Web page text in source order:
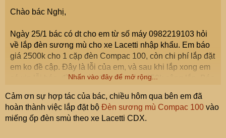
Chào bác Nghị,
Ngày 25/1 bác có dt cho em từ số máy 0982219103 hỏi
về lắp đèn sương mù cho xe Lacetti nhập khẩu. Em báo
giá 2500k cho 1 cặp đèn Compac 100, còn chi phí lắp đặt
em ko đề cập. Đây là lỗi của em, và sau khi lắp xong em
có xin lỗi bác, đồng thời đề nghị giảm 350k công lắp. Bác
Khi bác mang xe đến, em có giải thích với bác về loại đèn
phù hợp. Vì xe Lacetti SE ko có đèn sương mù nên
Nhấn vào đây để mở rộng...
Cảm ơn sự hợp tác của bác, chiều hôm qua bên em đã
hoàn thành việc lắp đặt bộ Đèn sương mù Compac 100 vào
miếng ốp đèn smù theo xe Lacetti CDX.